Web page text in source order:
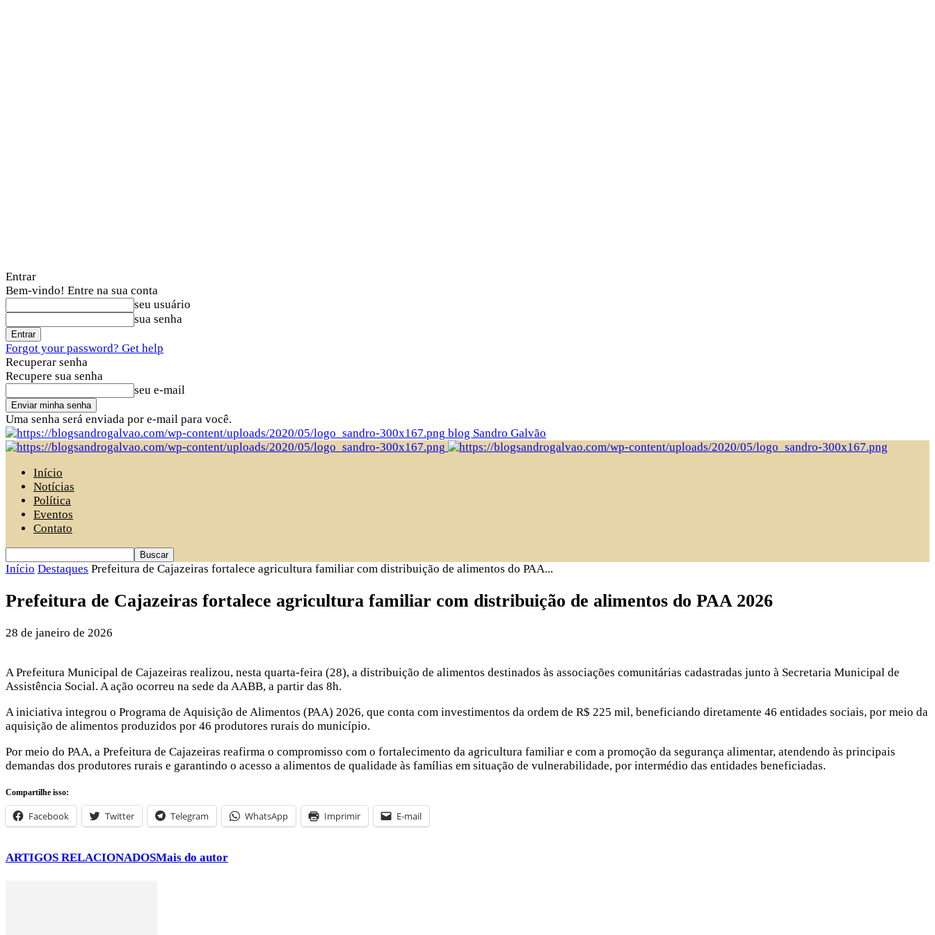
Entrar
Bem-vindo! Entre na sua conta
seu usuário
sua senha
Forgot your password? Get help
Recuperar senha
Recupere sua senha
seu e-mail
Uma senha será enviada por e-mail para você.
blog Sandro Galvão
Início
Notícias
Política
Eventos
Contato
Início Destaques Prefeitura de Cajazeiras fortalece agricultura familiar com distribuição de alimentos do PAA...
Prefeitura de Cajazeiras fortalece agricultura familiar com distribuição de alimentos do PAA 2026
28 de janeiro de 2026
A Prefeitura Municipal de Cajazeiras realizou, nesta quarta-feira (28), a distribuição de alimentos destinados às associações comunitárias cadastradas junto à Secretaria Municipal de
Assistência Social. A ação ocorreu na sede da AABB, a partir das 8h.
A iniciativa integrou o Programa de Aquisição de Alimentos (PAA) 2026, que conta com investimentos da ordem de R$ 225 mil, beneficiando diretamente 46 entidades sociais, por meio da
aquisição de alimentos produzidos por 46 produtores rurais do município.
Por meio do PAA, a Prefeitura de Cajazeiras reafirma o compromisso com o fortalecimento da agricultura familiar e com a promoção da segurança alimentar, atendendo às principais
demandas dos produtores rurais e garantindo o acesso a alimentos de qualidade às famílias em situação de vulnerabilidade, por intermédio das entidades beneficiadas.
Compartilhe isso:
Facebook Twitter Telegram WhatsApp Imprimir E-mail
ARTIGOS RELACIONADOSMais do autor